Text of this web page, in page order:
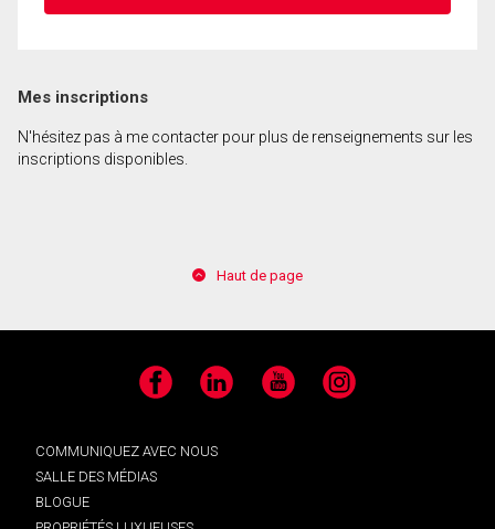
Mes inscriptions
N'hésitez pas à me contacter pour plus de renseignements sur les
inscriptions disponibles.
Haut de page
Facebook LinkedIn YouTube Instagram
COMMUNIQUEZ AVEC NOUS
SALLE DES MÉDIAS
BLOGUE